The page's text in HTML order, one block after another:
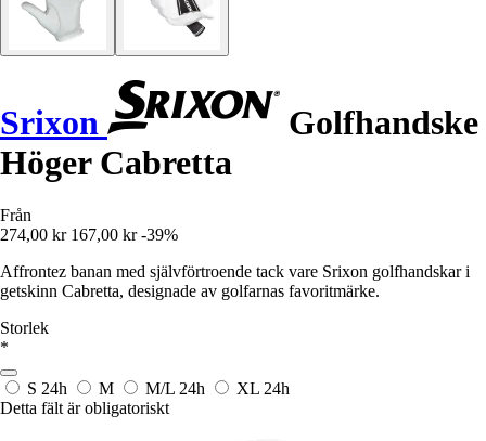
Srixon
Golfhandske
Höger Cabretta
Från
274,00 kr 167,00 kr -39%
Affrontez banan med självförtroende tack vare Srixon golfhandskar i
getskinn Cabretta, designade av golfarnas favoritmärke.
Storlek
*
S 24h M M/L 24h XL 24h
Detta fält är obligatoriskt